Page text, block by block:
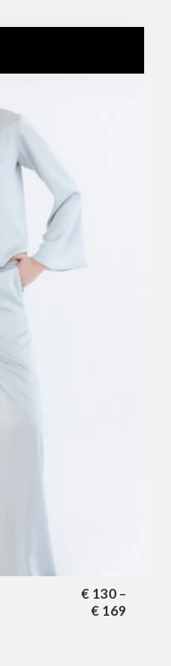
€ 130 –
€ 169